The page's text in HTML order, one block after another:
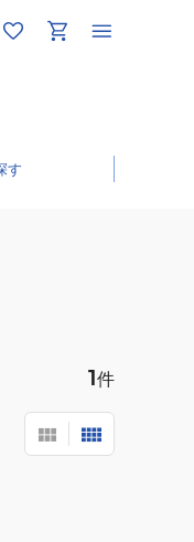
1件